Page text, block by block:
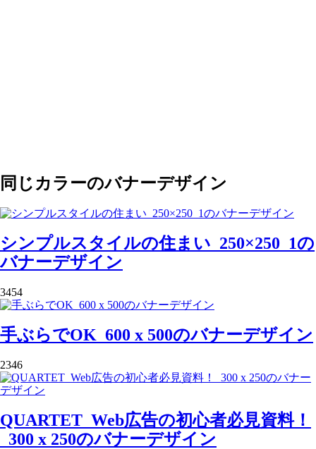
同じカラーのバナーデザイン
シンプルスタイルの住まい_250×250_1の
バナーデザイン
3454
手ぶらでOK_600 x 500のバナーデザイン
2346
QUARTET_Web広告の初心者必見資料！
_300 x 250のバナーデザイン